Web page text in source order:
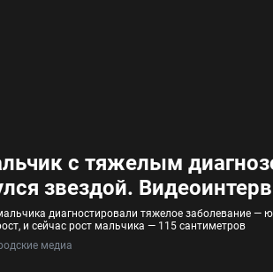
с тяжелым
звездой.
диагностировали тяжелое заболевание
и сейчас рост мальчика — 115 сантиметров
медиа